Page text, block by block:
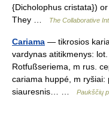
{Dicholophus cristata})
They …
The Collaborative
Cariama — tikrosios
vardynas atitikmenys:
Rotfußseriema, m rus.
cariama huppé, m ryšiai:
siauresnis… …
Paukščių